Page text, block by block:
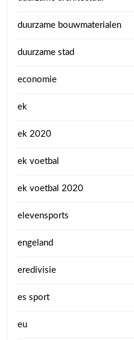
duurzame bouwmaterialen
duurzame stad
economie
ek
ek 2020
ek voetbal
ek voetbal 2020
elevensports
engeland
eredivisie
es sport
eu